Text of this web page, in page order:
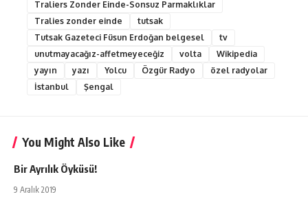
Traliers Zonder Einde-Sonsuz Parmaklıklar
Tralies zonder einde
tutsak
Tutsak Gazeteci Füsun Erdoğan belgesel
tv
unutmayacağız-affetmeyeceğiz
volta
Wikipedia
yayın
yazı Yolcu Özgür Radyo
özel radyolar
İstanbul
Şengal
You Might Also Like
Bir Ayrılık Öyküsü!
9 Aralık 2019